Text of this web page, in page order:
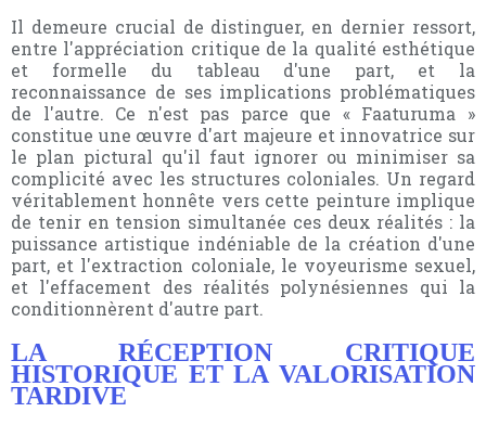
Il demeure crucial de distinguer, en dernier ressort,
entre l'appréciation critique de la qualité esthétique
et formelle du tableau d'une part, et la
reconnaissance de ses implications problématiques
de l'autre. Ce n'est pas parce que « Faaturuma »
constitue une œuvre d'art majeure et innovatrice sur
le plan pictural qu'il faut ignorer ou minimiser sa
complicité avec les structures coloniales. Un regard
véritablement honnête vers cette peinture implique
de tenir en tension simultanée ces deux réalités : la
puissance artistique indéniable de la création d'une
part, et l'extraction coloniale, le voyeurisme sexuel,
et l'effacement des réalités polynésiennes qui la
conditionnèrent d'autre part.
LA RÉCEPTION CRITIQUE
HISTORIQUE ET LA VALORISATION
TARDIVE